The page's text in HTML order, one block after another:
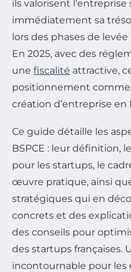
ils valorisent
immédiatement sa
lors des phases de
En 2025, avec des
une fiscalité attractive,
positionnement
création d’entreprise en
Ce guide détaille les
BSPCE : leur définition,
pour les startups, le
œuvre pratique, ainsi
stratégiques qui en
concrets et des
des conseils pour
des startups françaises.
incontournable pour